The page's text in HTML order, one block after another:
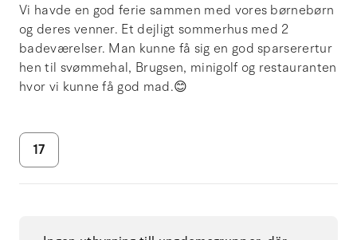
Vi havde en god ferie sammen med vores børnebørn
og deres venner. Et dejligt sommerhus med 2
badeværelser. Man kunne få sig en god sparserertur
hen til svømmehal, Brugsen, minigolf og restauranten
hvor vi kunne få god mad.😊
17